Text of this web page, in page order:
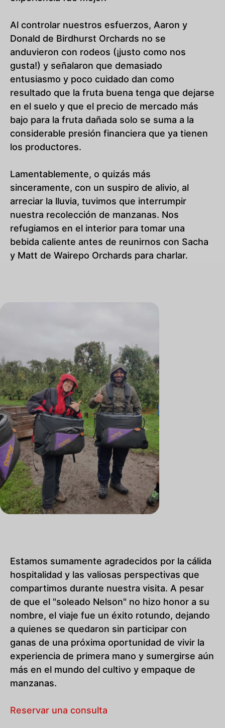
Al controlar nuestros esfuerzos, Aaron y
Donald de Birdhurst Orchards no se
anduvieron con rodeos (¡justo como nos
gusta!) y señalaron que demasiado
entusiasmo y poco cuidado dan como
resultado que la fruta buena tenga que dejarse
en el suelo y que el precio de mercado más
bajo para la fruta dañada solo se suma a la
considerable presión financiera que ya tienen
los productores.
Lamentablemente, o quizás más
sinceramente, con un suspiro de alivio, al
arreciar la lluvia, tuvimos que interrumpir
nuestra recolección de manzanas. Nos
refugiamos en el interior para tomar una
bebida caliente antes de reunirnos con Sacha
y Matt de Wairepo Orchards para charlar.
Estamos sumamente agradecidos por la cálida
hospitalidad y las valiosas perspectivas que
compartimos durante nuestra visita. A pesar
de que el "soleado Nelson" no hizo honor a su
nombre, el viaje fue un éxito rotundo, dejando
a quienes se quedaron sin participar con
ganas de una próxima oportunidad de vivir la
experiencia de primera mano y sumergirse aún
más en el mundo del cultivo y empaque de
manzanas.
Reservar una consulta